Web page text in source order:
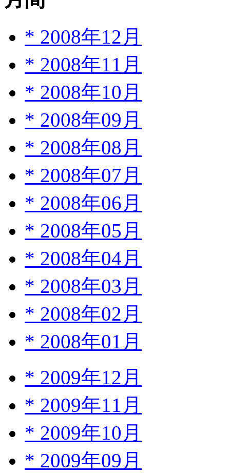
* 2008年12月
* 2008年11月
* 2008年10月
* 2008年09月
* 2008年08月
* 2008年07月
* 2008年06月
* 2008年05月
* 2008年04月
* 2008年03月
* 2008年02月
* 2008年01月
* 2009年12月
* 2009年11月
* 2009年10月
* 2009年09月